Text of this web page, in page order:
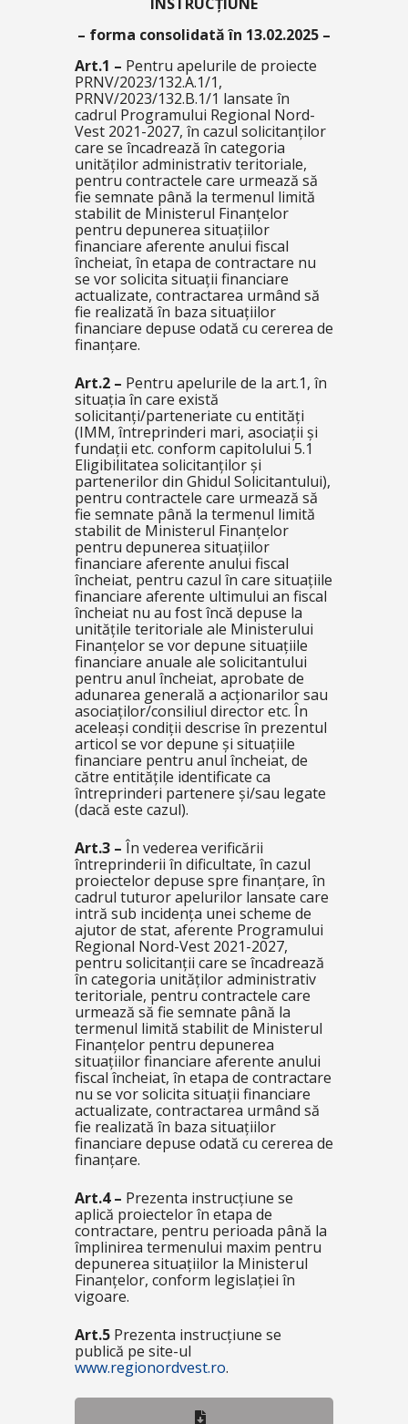
– forma consolidată în 13.02.2025 –
Art.1 – Pentru apelurile de proiecte
PRNV/2023/132.A.1/1,
PRNV/2023/132.B.1/1 lansate în
cadrul Programului Regional Nord-
Vest 2021-2027, în cazul solicitanților
care se încadrează în categoria
unităților administrativ teritoriale,
pentru contractele care urmează să
fie semnate până la termenul limită
stabilit de Ministerul Finanţelor
pentru depunerea situațiilor
financiare aferente anului fiscal
încheiat, în etapa de contractare nu
se vor solicita situații financiare
actualizate, contractarea urmând să
fie realizată în baza situațiilor
financiare depuse odată cu cererea de
finanțare.
Art.2– Pentru apelurile de la art.1, în
situația în care există
solicitanți/parteneriate cu entități
(IMM, întreprinderi mari, asociații și
fundații etc. conform capitolului 5.1
Eligibilitatea solicitanților și
partenerilordin Ghidul Solicitantului),
pentru contractele care urmează să
fie semnate până la termenul limită
stabilit de Ministerul Finanţelor
pentru depunerea situațiilor
financiare aferente anului fiscal
încheiat, pentru cazul în care situațiile
financiare aferente ultimului an fiscal
încheiat nu au fost încă depuse la
unitățile teritoriale ale Ministerului
Finanțelor se vor depune situațiile
financiare anuale ale solicitantului
pentru anul încheiat, aprobate de
adunarea generală a acționarilor sau
asociaților/consiliul director etc. În
aceleași condiții descrise în prezentul
articol se vor depune și situațiile
financiare pentru anul încheiat, de
către entitățile identificate ca
întreprinderi partenere și/sau legate
(dacă este cazul).
Art.3– În vederea verificării
întreprinderii în dificultate, în cazul
proiectelor depuse spre finanțare, în
cadrul tuturor apelurilor lansate care
intră sub incidența unei scheme de
ajutor de stat, aferente Programului
Regional Nord-Vest 2021-2027,
pentru solicitanții care se încadrează
în categoria unităților administrativ
teritoriale, pentru contractele care
urmează să fie semnate până la
termenul limită stabilit de Ministerul
Finanţelor pentru depunerea
situațiilor financiare aferente anului
fiscal încheiat, în etapa de contractare
nu se vor solicita situații financiare
actualizate, contractarea urmând să
fie realizată în baza situațiilor
financiare depuse odată cu cererea de
finanțare.
Art.4– Prezenta instrucțiune se
aplică proiectelor în etapa de
contractare, pentru perioada până la
împlinirea termenului maxim pentru
depunerea situațiilor la Ministerul
Finanțelor, conform legislației în
vigoare.
Art.5 Prezenta instrucțiune se
publică pe site-ul
www.regionordvest.ro.